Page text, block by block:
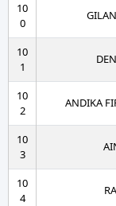
10
0
10
1
10
2
ANDIKA
10
3
10
4